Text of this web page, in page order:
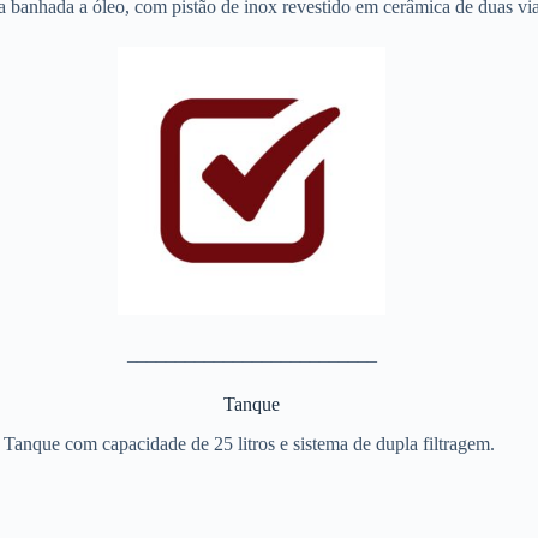
banhada a óleo, com pistão de inox revestido em cerâmica de duas
Tanque
Tanque com capacidade de 25 litros e sistema de dupla filtragem.